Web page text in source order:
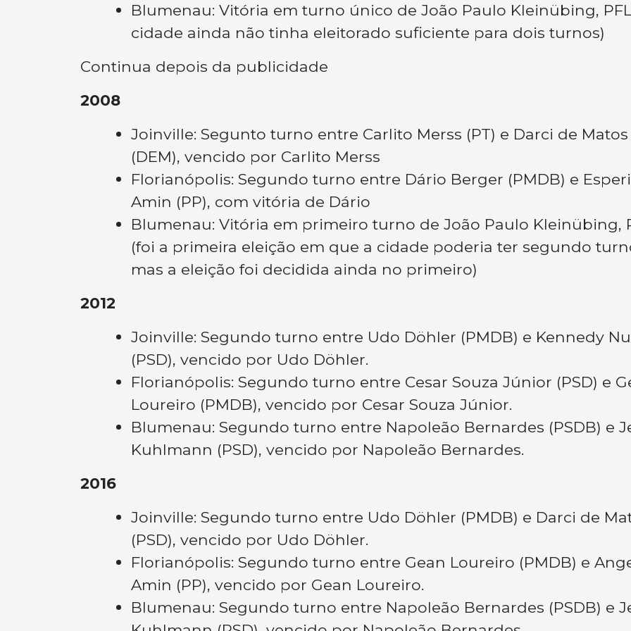
Blumenau: Vitória em turno único de João Paulo Kleinübing,
cidade ainda não tinha eleitorado suficiente para dois turnos)
Continua depois da publicidade
2008
Joinville: Segunto turno entre Carlito Merss (PT) e Darci de Matos
(DEM), vencido por Carlito Merss
Florianópolis: Segundo turno entre Dário Berger (PMDB) e
Amin (PP), com vitória de Dário
Blumenau: Vitória em primeiro turno de João Paulo Kleinübing,
(foi a primeira eleição em que a cidade poderia ter segundo
mas a eleição foi decidida ainda no primeiro)
2012
Joinville: Segundo turno entre Udo Döhler (PMDB) e Kennedy
(PSD), vencido por Udo Döhler.
Florianópolis: Segundo turno entre Cesar Souza Júnior (PSD) e
Loureiro (PMDB), vencido por Cesar Souza Júnior.
Blumenau: Segundo turno entre Napoleão Bernardes (PSDB) e
Kuhlmann (PSD), vencido por Napoleão Bernardes.
2016
Joinville: Segundo turno entre Udo Döhler (PMDB) e Darci de
(PSD), vencido por Udo Döhler.
Florianópolis: Segundo turno entre Gean Loureiro (PMDB) e
Amin (PP), vencido por Gean Loureiro.
Blumenau: Segundo turno entre Napoleão Bernardes (PSDB) e